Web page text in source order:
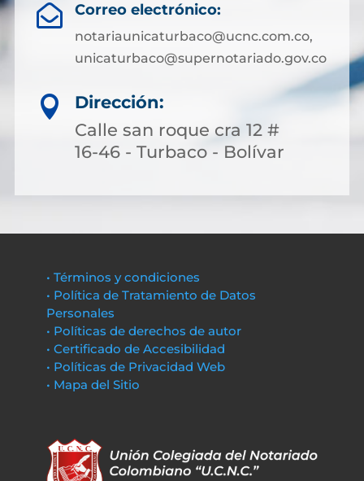
 Correo electrónico:
notariaunicaturbaco@ucnc.com.co,
unicaturbaco@supernotariado.gov.co

Dirección:
Calle san roque cra 12 #
16-46 - Turbaco - Bolívar
• Términos y condiciones
• Política de Tratamiento de Datos
Personales
• Políticas de derechos de autor
• Certificado de Accesibilidad
• Políticas de Privacidad Web
• Mapa del Sitio